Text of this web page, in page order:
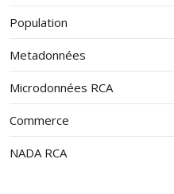
Population
Metadonnées
Microdonnées RCA
Commerce
NADA RCA